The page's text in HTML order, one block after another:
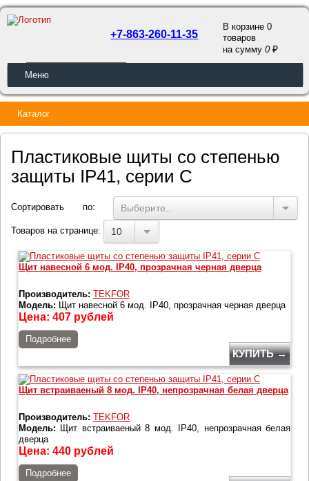
ОБРАТНЫЙ ЗВОНОК
+7-863-260-11-35
В корзине 0
товаров
на сумму0
Меню
Каталог
Пластиковые щиты со степенью
защиты IP41, серии С
Сортировать по: Выберите...
Товаров на странице: 10
Щит навесной 6 мод. IP40, прозрачная черная дверца
Производитель: TEKFOR
Модель: Щит навесной 6 мод. IP40, прозрачная черная дверца
Цена: 407 рублей
Подробнее
КУПИТЬ →
Щит встраиваеный 8 мод. IP40, непрозрачная белая дверца
Производитель: TEKFOR
Модель: Щит встраиваеный 8 мод. IP40, непрозрачная белая
дверца
Цена: 440 рублей
Подробнее